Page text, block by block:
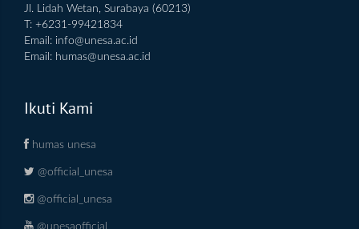
Jl. Lidah Wetan, Surabaya (60213)
T: +6231-99421834
Email: info@unesa.ac.id
Email: humas@unesa.ac.id
Ikuti Kami
humas unesa
@official_unesa
@official_unesa